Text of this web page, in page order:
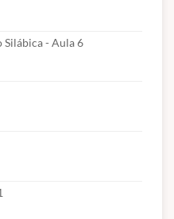
Silábica - Aula 6